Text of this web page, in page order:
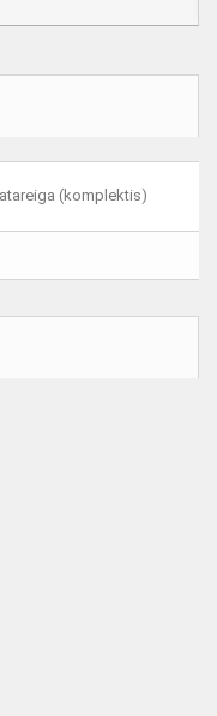
(komplektis)